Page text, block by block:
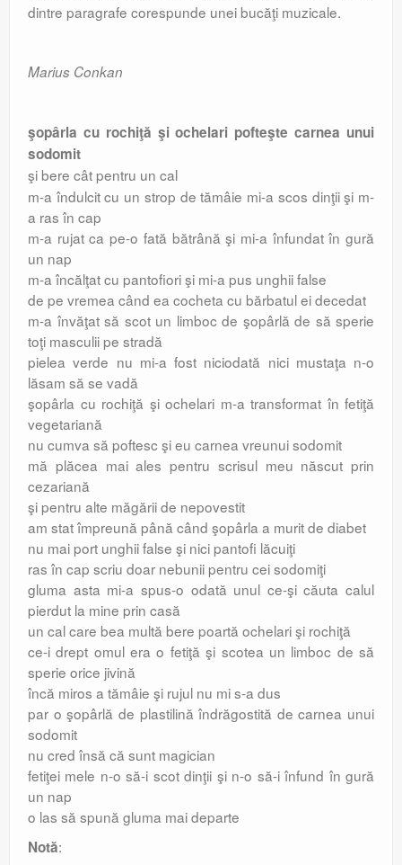
dintre paragrafe corespunde unei bucăţi muzicale.
Marius Conkan
şopârla cu rochiţă şi ochelari pofteşte carnea unui
sodomit
şi bere cât pentru un cal
m-a îndulcit cu un strop de tămâie mi-a scos dinţii şi m-
a ras în cap
m-a rujat ca pe-o fată bătrână şi mi-a înfundat în gură
un nap
m-a încălţat cu pantofiori şi mi-a pus unghii false
de pe vremea când ea cocheta cu bărbatul ei decedat
m-a învăţat să scot un limboc de şopârlă de să sperie
toţi masculii pe stradă
pielea verde nu mi-a fost niciodată nici mustaţa n-o
lăsam să se vadă
şopârla cu rochiţă şi ochelari m-a transformat în fetiţă
vegetariană
nu cumva să poftesc şi eu carnea vreunui sodomit
mă plăcea mai ales pentru scrisul meu născut prin
cezariană
şi pentru alte măgării de nepovestit
am stat împreună până când şopârla a murit de diabet
nu mai port unghii false şi nici pantofi lăcuiţi
ras în cap scriu doar nebunii pentru cei sodomiţi
gluma asta mi-a spus-o odată unul ce-şi căuta calul
pierdut la mine prin casă
un cal care bea multă bere poartă ochelari şi rochiţă
ce-i drept omul era o fetiţă şi scotea un limboc de să
sperie orice jivină
încă miros a tămâie şi rujul nu mi s-a dus
par o şopârlă de plastilină îndrăgostită de carnea unui
sodomit
nu cred însă că sunt magician
fetiţei mele n-o să-i scot dinţii şi n-o să-i înfund în gură
un nap
o las să spună gluma mai departe
Notă: